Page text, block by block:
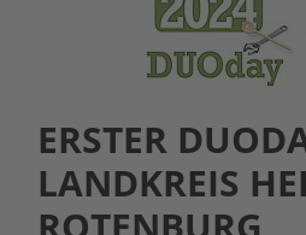
ERSTER
LANDKREIS